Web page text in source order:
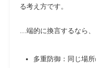
る考え方です。
…端的に換言するなら、
多重防御：同じ場所